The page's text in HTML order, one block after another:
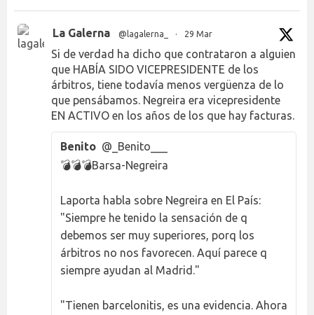
La Galerna @lagalerna_ · 29 Mar
Si de verdad ha dicho que contrataron a alguien
que HABÍA SIDO VICEPRESIDENTE de los
árbitros, tiene todavía menos vergüenza de lo
que pensábamos. Negreira era vicepresidente
EN ACTIVO en los años de los que hay facturas.
Benito @_Benito___
💣💣💣Barsa-Negreira
Laporta habla sobre Negreira en El País:
"Siempre he tenido la sensación de q
debemos ser muy superiores, porq los
árbitros no nos favorecen. Aquí parece q
siempre ayudan al Madrid."
"Tienen barcelonitis, es una evidencia. Ahora